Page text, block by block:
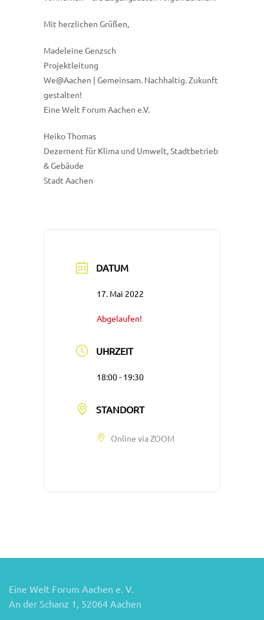
Mit herzlichen Grüßen,
Madeleine Genzsch
Projektleitung
We@Aachen | Gemeinsam. Nachhaltig. Zukunft
gestalten!
Eine Welt Forum Aachen e.V.
Heiko Thomas
Dezernent für Klima und Umwelt, Stadtbetrieb
& Gebäude
Stadt Aachen
DATUM
17. Mai 2022
Abgelaufen!
UHRZEIT
18:00 - 19:30
STANDORT
Online via ZOOM
Eine Welt Forum Aachen e. V.
An der Schanz 1, 52064 Aachen